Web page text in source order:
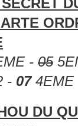
- 05
- 074EME
DU